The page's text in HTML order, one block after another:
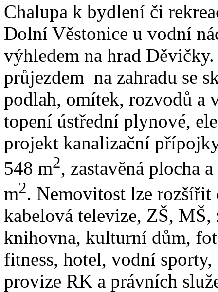
Chalupa k bydlení či
Dolní Věstonice u vodní
výhledem na hrad
průjezdem na zahradu se
podlah, omítek, rozvodů a
topení ústřední plynové,
projekt kanalizační
548 m2, zastavěná plocha
m2. Nemovitost lze rozšířit
kabelová televize, ZŠ,
knihovna, kulturní dům,
fitness, hotel, vodní
provize RK a právních